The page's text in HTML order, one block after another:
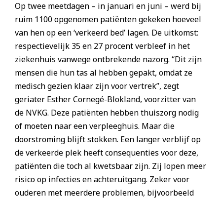
Op twee meetdagen – in januari en juni – werd bij
ruim 1100 opgenomen patiënten gekeken hoeveel
van hen op een ‘verkeerd bed’ lagen. De uitkomst:
respectievelijk 35 en 27 procent verbleef in het
ziekenhuis vanwege ontbrekende nazorg. “Dit zijn
mensen die hun tas al hebben gepakt, omdat ze
medisch gezien klaar zijn voor vertrek”, zegt
geriater Esther Cornegé-Blokland, voorzitter van
de NVKG. Deze patiënten hebben thuiszorg nodig
of moeten naar een verpleeghuis. Maar die
doorstroming blijft stokken. Een langer verblijf op
de verkeerde plek heeft consequenties voor deze,
patiënten die toch al kwetsbaar zijn. Zij lopen meer
risico op infecties en achteruitgang. Zeker voor
ouderen met meerdere problemen, bijvoorbeeld